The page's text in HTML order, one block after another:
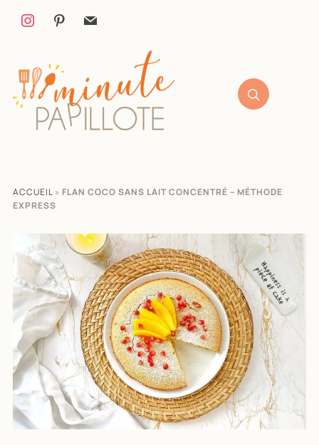
ACCUEIL» FLAN COCO SANS LAIT CONCENTRÉ – MÉTHODE
EXPRESS